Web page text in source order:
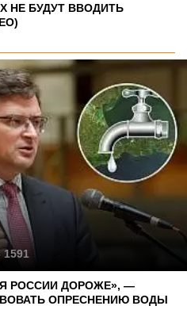
НЕ БУДУТ ВВОДИТЬ
РОССИИ ДОРОЖЕ», —
ОПРЕСНЕНИЮ ВОДЫ
1591